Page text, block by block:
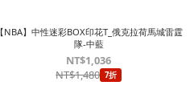
【NBA】中性迷彩BOX印花T_俄克拉荷馬城雷霆
隊-中藍
NT$1,036
NT$1,480 7折